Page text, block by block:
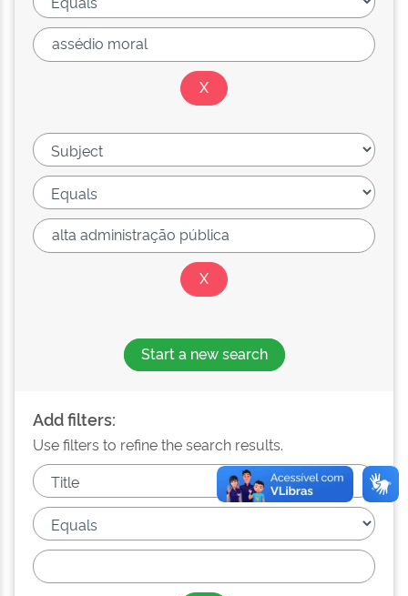
Start a new search
Add filters:
Use filters to refine the search results.